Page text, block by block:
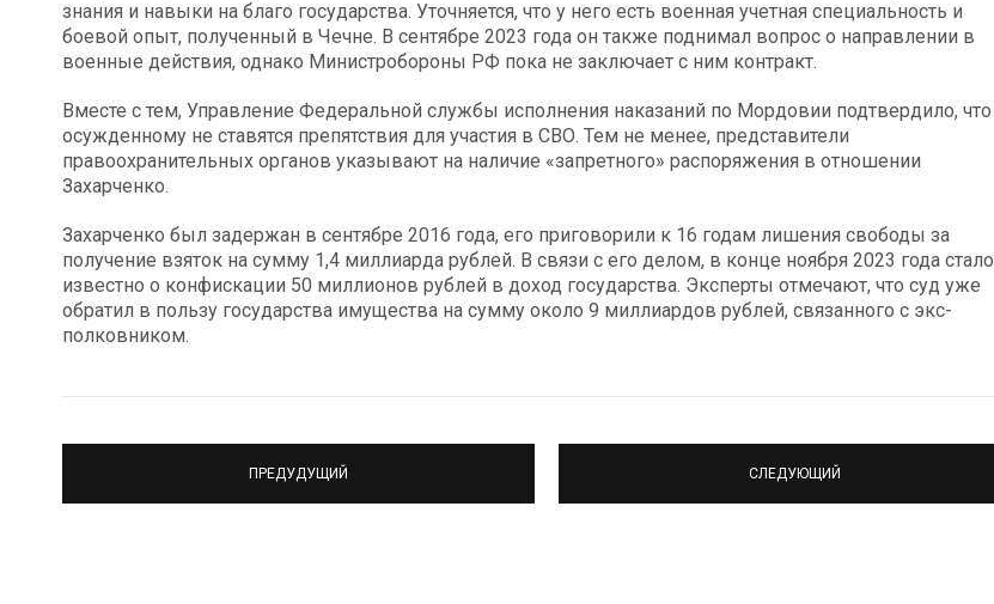
знания и навыки на благо государства. Уточняется, что у него есть военная учетная специальность и
боевой опыт, полученный в Чечне. В сентябре 2023 года он также поднимал вопрос о направлении в
военные действия, однако Министробороны РФ пока не заключает с ним контракт.
Вместе с тем, Управление Федеральной службы исполнения наказаний по Мордовии подтвердило, что
осужденному не ставятся препятствия для участия в СВО. Тем не менее, представители
правоохранительных органов указывают на наличие «запретного» распоряжения в отношении
Захарченко.
Захарченко был задержан в сентябре 2016 года, его приговорили к 16 годам лишения свободы за
получение взяток на сумму 1,4 миллиарда рублей. В связи с его делом, в конце ноября 2023 года стало
известно о конфискации 50 миллионов рублей в доход государства. Эксперты отмечают, что суд уже
обратил в пользу государства имущества на сумму около 9 миллиардов рублей, связанного с экс-
полковником.
ПРЕДУДУЩИЙ СЛЕДУЮЩИЙ